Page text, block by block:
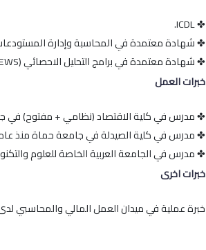
✤ ICDL.
✤ شهادة معتمدة في المحاسبة وإدارة
✤ شهادة معتمدة في برامج التحليل الاحصائي (SPSS-EVIEWS).
خبرات العمل
✤ مدرس في كلية الاقتصاد (نظامي + مفتوح) في جامعة حماة
✤ مدرس في كلية الصيدلة في جامعة حماة منذ عام 2016 حتى عام
✤ مدرس في الجامعة العربية الخاصة للعلوم
خبرات اخرى
خبرة عملية في ميدان العمل المالي والمحاسبي لدى